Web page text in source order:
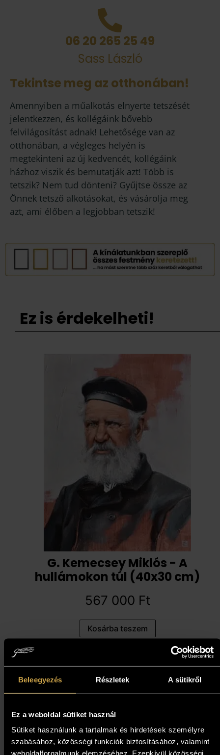
Beleegyezés Részletek A sütikről
Ez a weboldal sütiket használ
Sütiket használunk a tartalmak és hirdetések személyre
szabásához, közösségi funkciók biztosításához, valamint
weboldalforgalmunk elemzéséhez. Ezenkívül közösségi
06 20 265 25 49
Sass László
Tekintse meg az otthonában!
Amennyiben a műalkotás elnyerte tetszését
jelentkezzen, és kollégáink bővebb
felvilágosítást adnak! Lehetősége van az
otthonában, a végleges helyén is
megtekinteni az új kedvencét, kollégáink
házhoz viszik és bemutatják azt! Több is
tetszik? Nem tud dönteni? Gyűjtse össze az
Önnek tetsző alkotásokat, és vásárolja meg
azt, ami élőben a legjobban tetszik!
Ez is érdekelheti!
G. Kemecsey Miklós - A
hullámokon túl (40x30 cm)
567 000 Ft
Kosárba teszem